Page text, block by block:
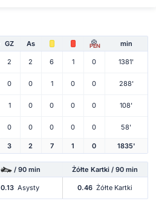
GZ As PEN min
2 2 6 1 0 1381'
0 0 1 0 0 288'
1 0 0 0 0 108'
0 0 0 0 0 58'
3 2 7 1 0 1835'
/ 90 min Żółte Kartki / 90 min
0.13 Asysty 0.46 Żółte Kartki